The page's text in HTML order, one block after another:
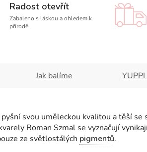
Radost otevřít
Zabaleno s láskou a ohledem k
přírodě
Jak balíme
svou uměleckou kvalitou a těší se
Roman Szmal se vyznačují
ze světlostálých pigmentů.